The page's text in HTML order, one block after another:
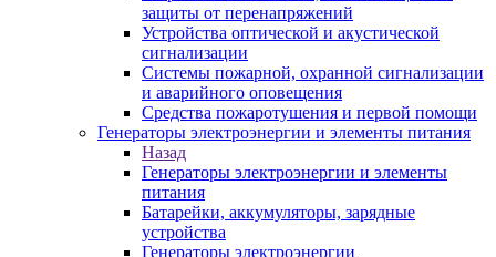
защиты от перенапряжений
Устройства оптической и акустической
сигнализации
Системы пожарной, охранной сигнализации
и аварийного оповещения
Средства пожаротушения и первой помощи
Генераторы электроэнергии и элементы питания
Назад
Генераторы электроэнергии и элементы
питания
Батарейки, аккумуляторы, зарядные
устройства
Генераторы электроэнергии